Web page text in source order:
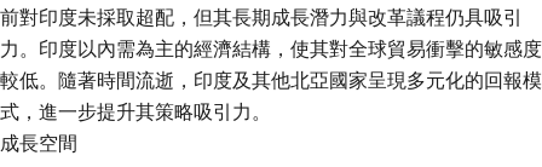
前對印度未採取超配，但其長期成長潛力與改革議程仍具吸引
力。印度以內需為主的經濟結構，使其對全球貿易衝擊的敏感度
較低。隨著時間流逝，印度及其他北亞國家呈現多元化的回報模
式，進一步提升其策略吸引力。
成長空間